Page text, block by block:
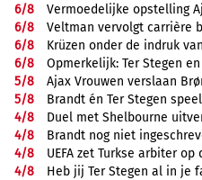
6/8
Vermoedelijke opstelling
6/8
Veltman vervolgt carrière
6/8
Krüzen onder de indruk
6/8
Opmerkelijk: Ter Stegen
5/8
Ajax Vrouwen verslaan
5/8
Brandt én Ter Stegen
4/8
Duel met Shelbourne
4/8
Brandt nog niet
4/8
UEFA zet Turkse arbiter
4/8
Heb jij Ter Stegen al in je